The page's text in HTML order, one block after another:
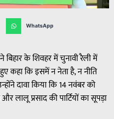
WhatsApp
बिहार के शिवहर में चुनावी रैली में
कहा कि इसमें न नेता है, न नीति
दावा किया कि 14 नवंबर को
लालू प्रसाद की पार्टियों का सूपड़ा